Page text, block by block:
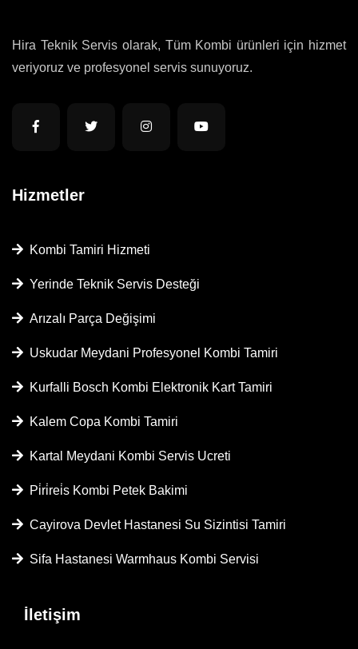
Hira Teknik Servis olarak, Tüm Kombi ürünleri için hizmet
veriyoruz ve profesyonel servis sunuyoruz.
Hizmetler
Kombi Tamiri Hizmeti
Yerinde Teknik Servis Desteği
Arızalı Parça Değişimi
Uskudar Meydani Profesyonel Kombi Tamiri
Kurfalli Bosch Kombi Elektronik Kart Tamiri
Kalem Copa Kombi Tamiri
Kartal Meydani Kombi Servis Ucreti
Pi̇ri̇rei̇s Kombi Petek Bakimi
Cayirova Devlet Hastanesi Su Sizintisi Tamiri
Sifa Hastanesi Warmhaus Kombi Servisi
İletişim